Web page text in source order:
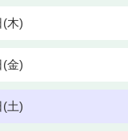
(木)
(金)
(土)